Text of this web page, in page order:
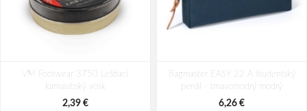
VM Footwear 3750 Leštiaci
karnaubský vosk
2,39 €
Bagmaster EASY 22 A študentský
penál - tmavomodrý modrý
6,26 €